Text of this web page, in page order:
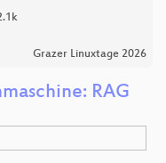
Grazer Linuxtage 2026
RAG